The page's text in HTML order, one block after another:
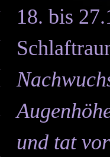
18. bis
und tat